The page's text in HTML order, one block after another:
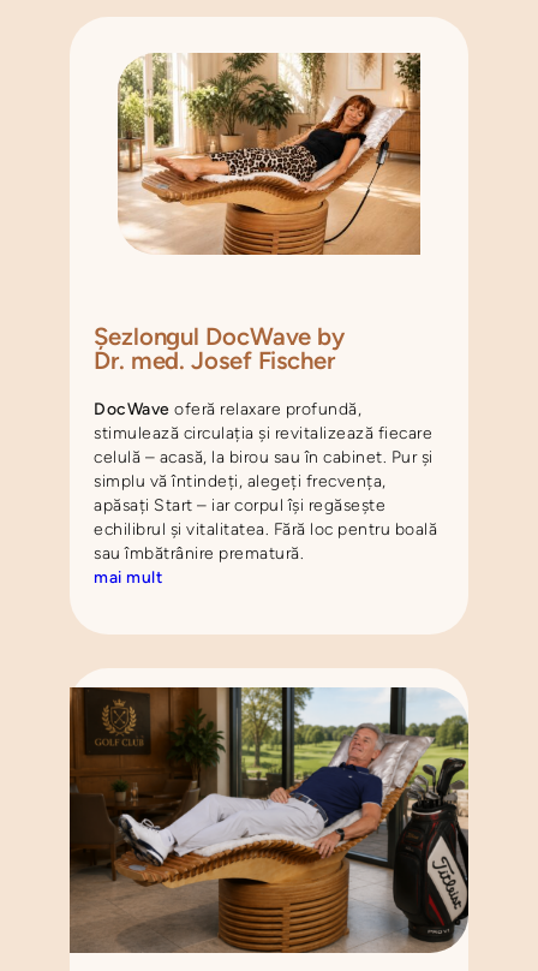
Șezlongul DocWave by
Dr. med. Josef Fischer
DocWave oferă relaxare profundă,
stimulează circulația și revitalizează fiecare
celulă – acasă, la birou sau în cabinet. Pur și
simplu vă întindeți, alegeți frecvența,
apăsați Start – iar corpul își regăsește
echilibrul și vitalitatea. Fără loc pentru boală
sau îmbătrânire prematură.
mai mult